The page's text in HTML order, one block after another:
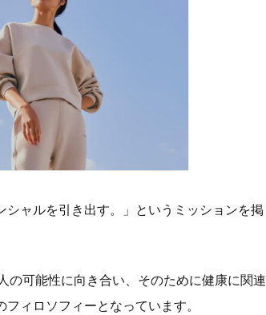
ャルを引き出す。」というミッションを掲
可能性に向き合い、そのために健康に関連
ィロソフィーとなっています。